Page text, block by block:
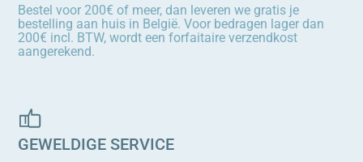
Bestel voor 200€ of meer, dan leveren we gratis je
bestelling aan huis in België. Voor bedragen lager dan
200€ incl. BTW, wordt een forfaitaire verzendkost
aangerekend.
GEWELDIGE SERVICE